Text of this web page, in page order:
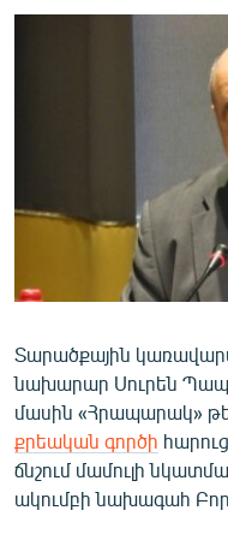
ՏԱՐԱԾԱՇՐՋԱՆ
ՄԵԿՆԱԲԱՆՈՒԹՅՈՒՆ
ՏՏ ԵՒ ԻՆՏԵՐՆԵՏ
ԿՈՐՈՆԱՎԻՐՈՒՍ
ՏԵՍԱՆՅՈՒԹԵՐ
ԲԱՆԱՎԵՃ
ՁԳՏԵԼՈՎ
ՓՈԴՔԱՍԹ
Տարածքային
նախարար Սուրեն
մասին «Հրապարակ»
քրեական գործի
ճնշում մամուլի
ակումբի նախագահ